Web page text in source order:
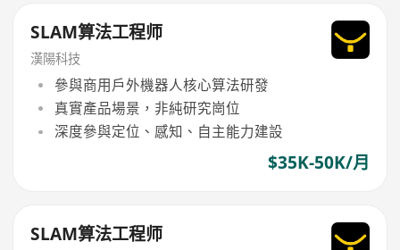
SLAM算法工程师
漢陽科技
參與商用戶外機器人核心算法研發
真實產品場景，非純研究崗位
深度參與定位、感知、自主能力建設
$35K-50K/月
SLAM算法工程师